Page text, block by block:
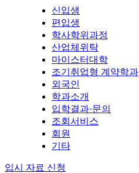
신입생
편입생
학사학위과정
산업체위탁
마이스터대학
조기취업형 계약학과
외국인
학과소개
입학결과·문의
조회서비스
회원
기타
입시 자료 신청